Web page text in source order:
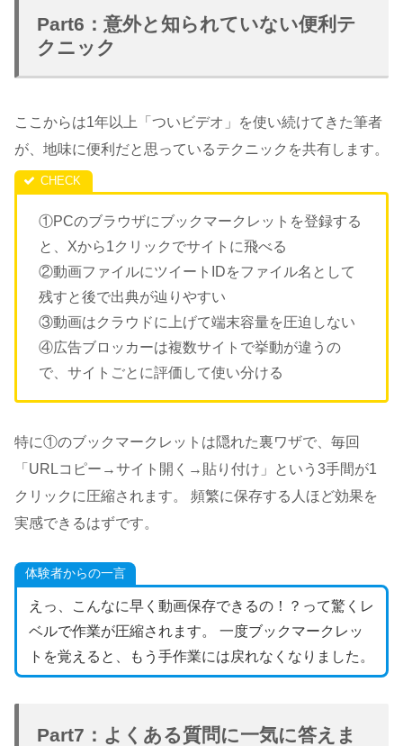
Part6：意外と知られていない便利テ
クニック
ここからは1年以上「ついビデオ」を使い続けてきた筆者
が、地味に便利だと思っているテクニックを共有します。
①PCのブラウザにブックマークレットを登録する
と、Xから1クリックでサイトに飛べる
②動画ファイルにツイートIDをファイル名として
残すと後で出典が辿りやすい
③動画はクラウドに上げて端末容量を圧迫しない
④広告ブロッカーは複数サイトで挙動が違うの
で、サイトごとに評価して使い分ける
特に①のブックマークレットは隠れた裏ワザで、毎回
「URLコピー→サイト開く→貼り付け」という3手間が1
クリックに圧縮されます。 頻繁に保存する人ほど効果を
実感できるはずです。
体験者からの一言
えっ、こんなに早く動画保存できるの！？って驚くレ
ベルで作業が圧縮されます。 一度ブックマークレッ
トを覚えると、もう手作業には戻れなくなりました。
Part7：よくある質問に一気に答えま